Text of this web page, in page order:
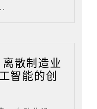
散制造业
智能的创